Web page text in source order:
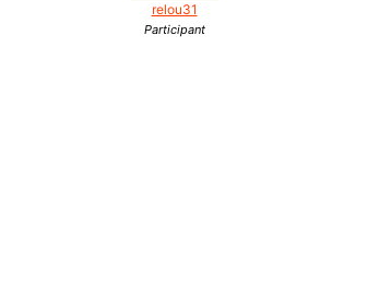
relou31
Participant